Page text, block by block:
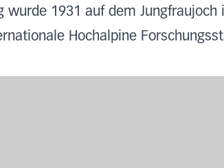
wurde 1931 auf dem
Hochalpine